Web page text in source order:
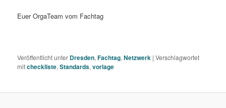
Euer OrgaTeam vom Fachtag
Veröffentlicht unter Dresden,Fachtag,Netzwerk |Verschlagwortet
mitcheckliste,Standards,vorlage